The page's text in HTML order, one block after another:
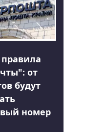
от
будут
номер